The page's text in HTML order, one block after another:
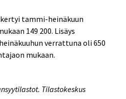
tammi-heinäkuun
149 200. Lisäys
verrattuna oli 650
mukaan.
Tilastokeskus